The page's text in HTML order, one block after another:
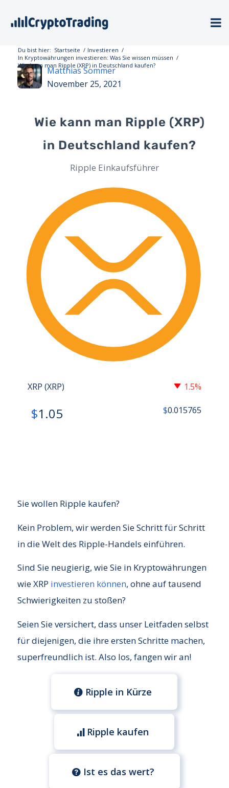
Du bist hier: Startseite / Investieren /
In Kryptowährungen investieren: Was Sie wissen müssen /
Wie kann man Ripple (XRP) in Deutschland kaufen?
Matthias Sommer
November 25, 2021
Wie kann man Ripple (XRP)
in Deutschland kaufen?
Ripple Einkaufsführer
XRP (XRP) 1.5%
$1.05 $0.015765
Sie wollen Ripple kaufen?
Kein Problem, wir werden Sie Schritt für Schritt
in die Welt des Ripple-Handels einführen.
Sind Sie neugierig, wie Sie in Kryptowährungen
wie XRP investieren können, ohne auf tausend
Schwierigkeiten zu stoßen?
Seien Sie versichert, dass unser Leitfaden selbst
für diejenigen, die ihre ersten Schritte machen,
superfreundlich ist. Also los, fangen wir an!
Ripple in Kürze
Ripple kaufen
Ist es das wert?